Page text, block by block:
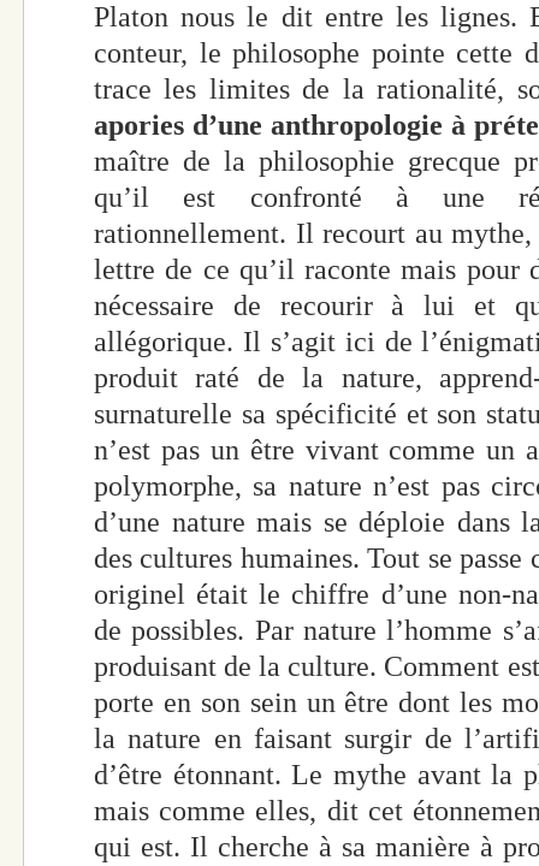
Platon nous le dit entre les lignes.
conteur, le philosophe pointe
trace les limites de la rationalité,
apories d’une anthropologie à
maître de la philosophie grecque
qu’il est confronté à une
rationnellement. Il recourt au mythe,
lettre de ce qu’il raconte mais pour
nécessaire de recourir à lui et
allégorique. Il s’agit ici de
produit raté de la nature,
surnaturelle sa spécificité et son
n’est pas un être vivant comme un
polymorphe, sa nature n’est pas
d’une nature mais se déploie dans
des cultures humaines. Tout se
originel était le chiffre d’une non-
de possibles. Par nature l’homme
produisant de la culture. Comment
porte en son sein un être dont les
la nature en faisant surgir de
d’être étonnant. Le mythe avant la
mais comme elles, dit cet
qui est. Il cherche à sa manière à